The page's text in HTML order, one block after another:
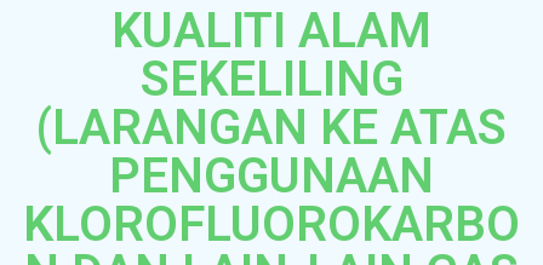
KUALITI ALAM
SEKELILING
(LARANGAN KE ATAS
PENGGUNAAN
KLOROFLUOROKARBO